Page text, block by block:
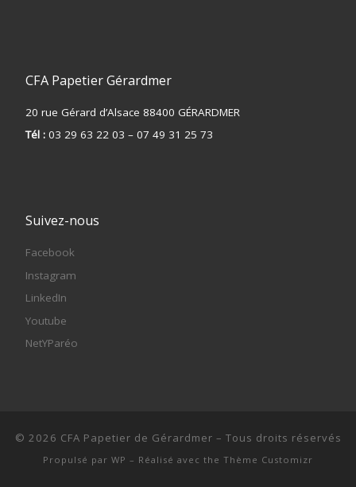
CFA Papetier Gérardmer
20 rue Gérard d’Alsace 88400 GÉRARDMER
Tél :03 29 63 22 03 – 07 49 31 25 73
Suivez-nous
Facebook
Instagram
LinkedIn
Youtube
NetYParéo
© 2026 CFA Papetier de Gérardmer – Tous droits réservés
Propulsé par WP – Réalisé avec the Thème Customizr